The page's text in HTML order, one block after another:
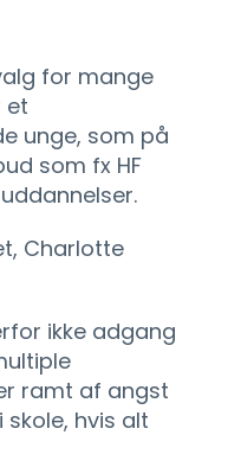
for mange
et
unge, som på
som fx HF
Charlotte
ikke adgang
ramt af angst
hvis alt